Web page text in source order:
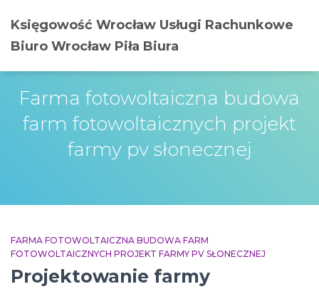
Księgowość Wrocław Usługi Rachunkowe
Biuro Wrocław Piła Biura
Farma fotowoltaiczna budowa
farm fotowoltaicznych projekt
farmy pv słonecznej
FARMA FOTOWOLTAICZNA BUDOWA FARM
FOTOWOLTAICZNYCH PROJEKT FARMY PV SŁONECZNEJ
Projektowanie farmy